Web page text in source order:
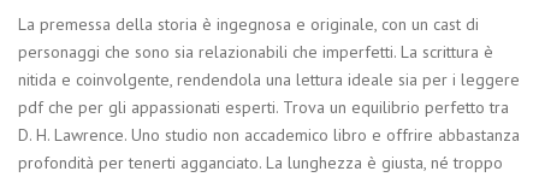
La premessa della storia è ingegnosa e originale, con un cast di
personaggi che sono sia relazionabili che imperfetti. La scrittura è
nitida e coinvolgente, rendendola una lettura ideale sia per i leggere
pdf che per gli appassionati esperti. Trova un equilibrio perfetto tra
D. H. Lawrence. Uno studio non accademico libro e offrire abbastanza
profondità per tenerti agganciato. La lunghezza è giusta, né troppo